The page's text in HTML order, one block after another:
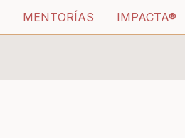
MENTORÍAS IMPACTA®